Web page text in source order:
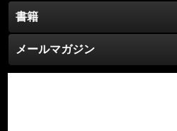
書籍
メールマガジン